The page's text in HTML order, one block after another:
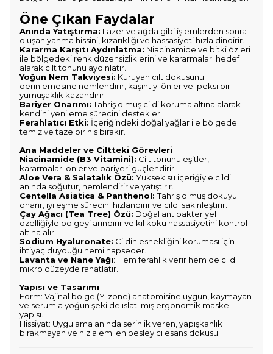
Öne Çıkan Faydalar
Anında Yatıştırma: Lazer ve ağda gibi işlemlerden sonra
oluşan yanma hissini, kızarıklığı ve hassasiyeti hızla dindirir.
Kararma Karşıtı Aydınlatma: Niacinamide ve bitki özleri
ile bölgedeki renk düzensizliklerini ve kararmaları hedef
alarak cilt tonunu aydınlatır.
Yoğun Nem Takviyesi: Kuruyan cilt dokusunu
derinlemesine nemlendirir, kaşıntıyı önler ve ipeksi bir
yumuşaklık kazandırır.
Bariyer Onarımı:Tahriş olmuş cildi koruma altına alarak
kendini yenileme sürecini destekler.
Ferahlatıcı Etki: İçeriğindeki doğal yağlar ile bölgede
temiz ve taze bir his bırakır.
Ana Maddeler ve Ciltteki Görevleri
Niacinamide (B3 Vitamini): Cilt tonunu eşitler,
kararmaları önler ve bariyeri güçlendirir.
Aloe Vera & Salatalık Özü: Yüksek su içeriğiyle cildi
anında soğutur, nemlendirir ve yatıştırır.
Centella Asiatica & Panthenol:Tahriş olmuş dokuyu
onarır, iyileşme sürecini hızlandırır ve cildi sakinleştirir.
Çay Ağacı (Tea Tree) Özü: Doğal antibakteriyel
özelliğiyle bölgeyi arındırır ve kıl kökü hassasiyetini kontrol
altına alır.
Sodium Hyaluronate: Cildin esnekliğini koruması için
ihtiyaç duyduğu nemi hapseder.
Lavanta ve Nane Yağı: Hem ferahlık verir hem de cildi
mikro düzeyde rahatlatır.
Yapısı ve Tasarımı
Form: Vajinal bölge (Y-zone) anatomisine uygun, kaymayan
ve serumla yoğun şekilde ıslatılmış ergonomik maske
yapısı.
Hissiyat: Uygulama anında serinlik veren, yapışkanlık
bırakmayan ve hızla emilen besleyici esans dokusu.